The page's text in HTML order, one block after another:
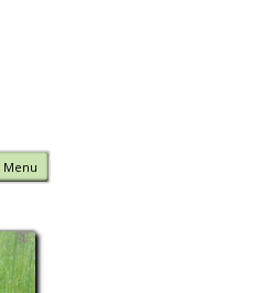
Menu Skip to content